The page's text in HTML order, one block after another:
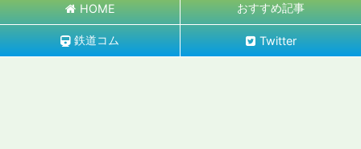
HOME おすすめ記事
鉄道コム Twitter